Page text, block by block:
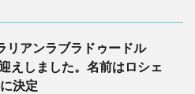
リアンラブラドゥードル
えしました。名前はロシェ
決定